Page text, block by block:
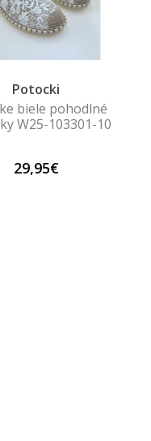
Potocki
biele pohodlné
W25-103301-10
29,95€